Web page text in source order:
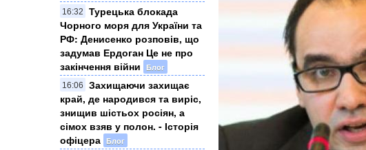
16:32
Турецька блокада
Чорного моря для України та
РФ: Денисенко розповів, що
задумав Ердоган Це не про
закінчення війни
Блог
16:06
Захищаючи захищає
край, де народився та виріс,
знищив шістьох росіян, а
сімох взяв у полон. - Історія
офіцера Блог